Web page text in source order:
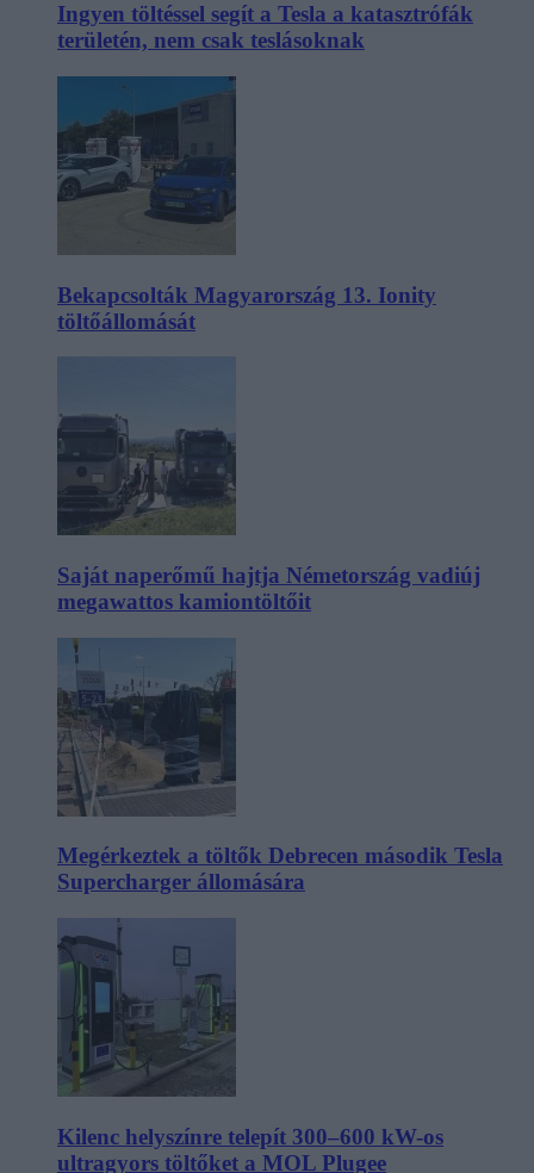
Ingyen töltéssel segít a Tesla a katasztrófák
területén, nem csak teslásoknak
Bekapcsolták Magyarország 13. Ionity
töltőállomását
Saját naperőmű hajtja Németország vadiúj
megawattos kamiontöltőit
Megérkeztek a töltők Debrecen második Tesla
Supercharger állomására
Kilenc helyszínre telepít 300–600 kW-os
ultragyors töltőket a MOL Plugee